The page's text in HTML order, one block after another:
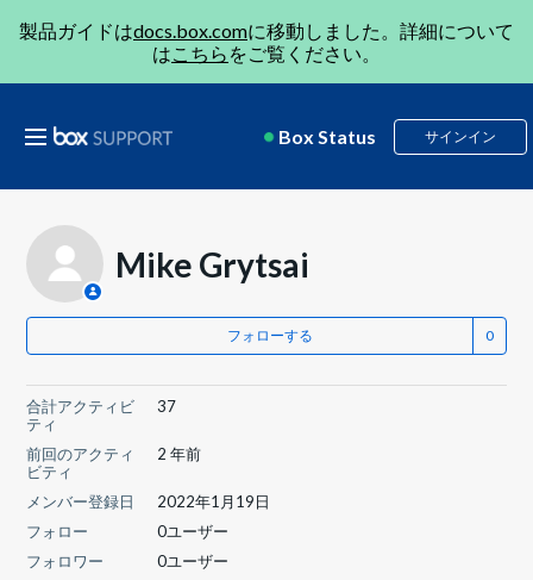
製品ガイドはdocs.box.comに移動しました。詳細について
はこちら をご覧ください。
Box Status サインイン
Mike Grytsai
フォローする
合計アクティビ
ティ
37
前回のアクティ
ビティ
2 年前
メンバー登録日
2022年1月19日
フォロー
0ユーザー
フォロワー
0ユーザー